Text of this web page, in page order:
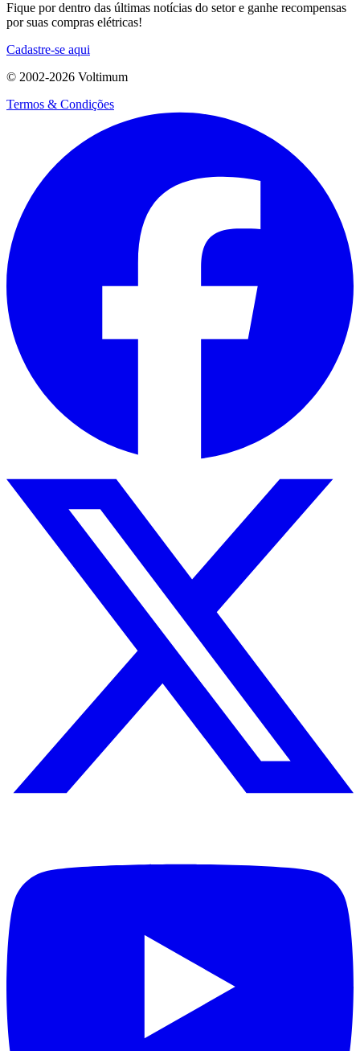
Fique por dentro das últimas notícias do setor e ganhe recompensas
por suas compras elétricas!
Cadastre-se aqui
© 2002-2026 Voltimum
Termos & Condições